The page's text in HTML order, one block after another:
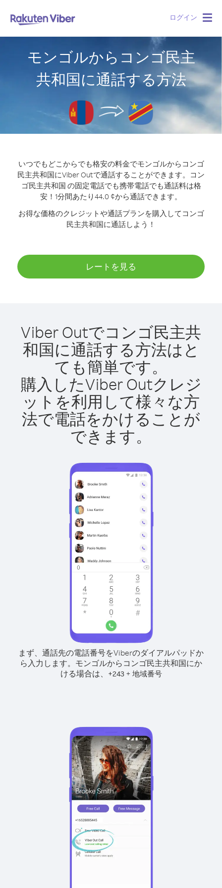
ログイン
モンゴルからコンゴ民主
共和国に通話する方法
いつでもどこからでも格安の料金でモンゴルからコンゴ
民主共和国にViber Outで通話することができます。
コン
ゴ民主共和国 の固定電話でも携帯電話でも通話料は格
安！1分間あたり44.0 ¢から通話できます。
お得な価格のクレジットや通話プランを購入してコンゴ
民主共和国に通話しよう！
レートを見る
Viber Outでコンゴ民主共
和国に通話する方法はと
ても簡単です。
購入したViber Outクレジ
ットを利用して様々な方
法で電話をかけることが
できます。
まず、通話先の電話番号をViberのダイアルパッドか
ら入力します。 モンゴルからコンゴ民主共和国にか
ける場合は、
+243+ 地域番号